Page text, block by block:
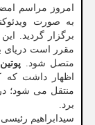
امروز مراسم
به صورت
مقرر است دریای
متصل شود.
برد.
سیدابراهیم